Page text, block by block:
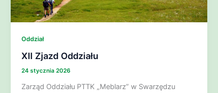
Oddział
XII Zjazd Oddziału
24 stycznia 2026
Zarząd Oddziału PTTK „Meblarz” w Swarzędzu